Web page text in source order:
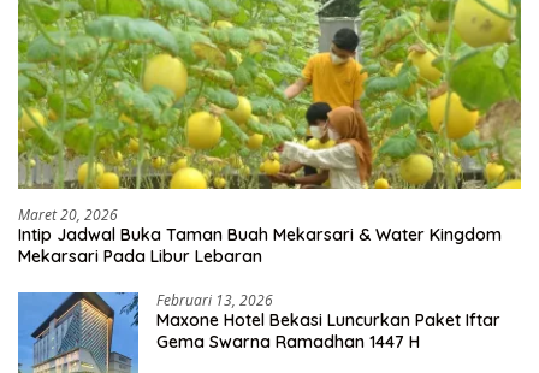
Maret 20, 2026
Intip Jadwal Buka Taman Buah Mekarsari & Water Kingdom
Mekarsari Pada Libur Lebaran
Februari 13, 2026
Maxone Hotel Bekasi Luncurkan Paket Iftar
Gema Swarna Ramadhan 1447 H